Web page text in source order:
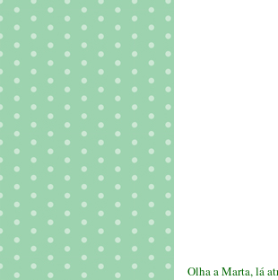
Olha a Marta, lá